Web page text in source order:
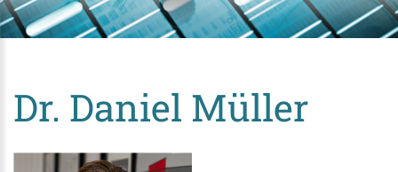
Dr. Daniel Müller